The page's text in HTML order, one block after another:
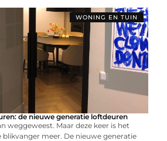
WONING EN TUIN
de nieuwe generatie loftdeuren
weggeweest. Maar deze keer is het
meer. De nieuwe generatie